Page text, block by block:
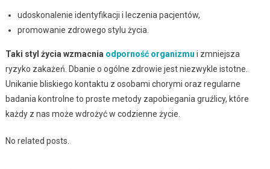
udoskonalenie identyfikacji i leczenia pacjentów,
promowanie zdrowego stylu życia.
Taki styl życia wzmacnia odporność organizmu i zmniejsza
ryzyko zakażeń. Dbanie o ogólne zdrowie jest niezwykle istotne.
Unikanie bliskiego kontaktu z osobami chorymi oraz regularne
badania kontrolne to proste metody zapobiegania gruźlicy, które
każdy z nas może wdrożyć w codzienne życie.
No related posts.